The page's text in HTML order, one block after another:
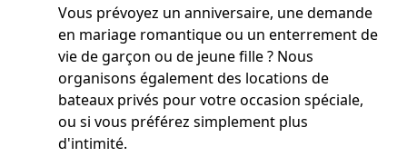
Vous prévoyez un anniversaire, une demande
en mariage romantique ou un enterrement de
vie de garçon ou de jeune fille ? Nous
organisons également des locations de
bateaux privés pour votre occasion spéciale,
ou si vous préférez simplement plus
d'intimité.